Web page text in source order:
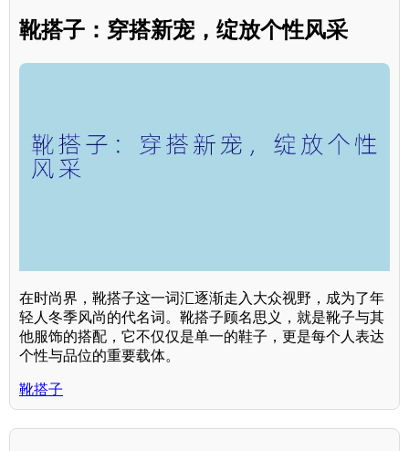
靴搭子：穿搭新宠，绽放个性风采
在时尚界，靴搭子这一词汇逐渐走入大众视野，成为了年
轻人冬季风尚的代名词。靴搭子顾名思义，就是靴子与其
他服饰的搭配，它不仅仅是单一的鞋子，更是每个人表达
个性与品位的重要载体。
靴搭子